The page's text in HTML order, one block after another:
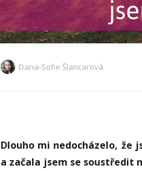
Dana-Sofie Šlancarová
Dlouho mi nedocházelo, že
a začala jsem se soustředit